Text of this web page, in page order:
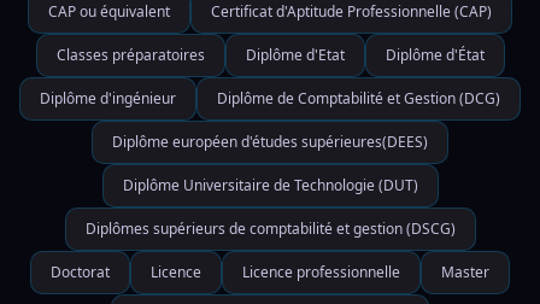
CAP ou équivalent Certificat d'Aptitude Professionnelle (CAP)
Classes préparatoires Diplôme d'Etat Diplôme d'État
Diplôme d'ingénieur Diplôme de Comptabilité et Gestion (DCG)
Diplôme européen d'études supérieures(DEES)
Diplôme Universitaire de Technologie (DUT)
Diplômes supérieurs de comptabilité et gestion (DSCG)
Doctorat Licence Licence professionnelle Master